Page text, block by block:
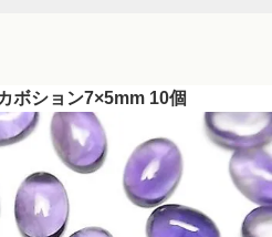
ボション7×5mm 10個